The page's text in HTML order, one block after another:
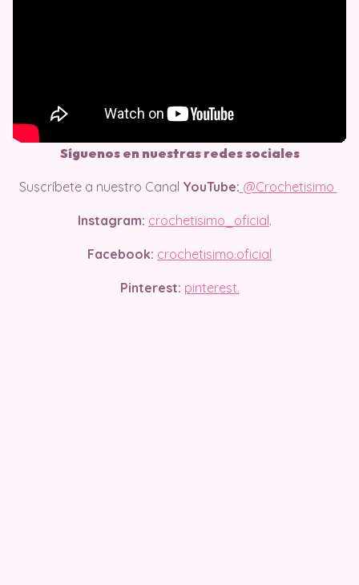
Síguenos en nuestras redes sociales
Suscríbete a nuestro Canal YouTube: @Crochetisimo
Instagram: crochetisimo_oficial .
Facebook: crochetisimo.oficial
Pinterest: pinterest.